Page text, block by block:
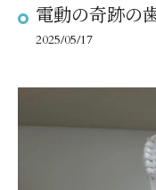
電動の奇跡の
2025/05/17